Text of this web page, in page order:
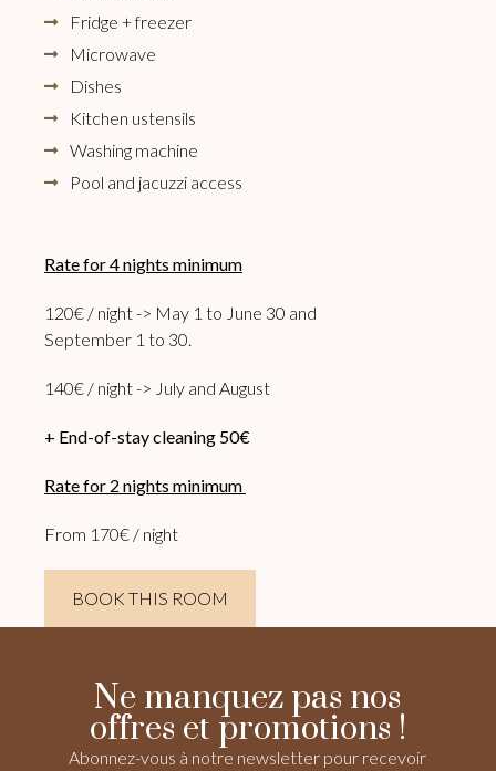
Fridge + freezer
Microwave
Dishes
Kitchen ustensils
Washing machine
Pool and jacuzzi access
Rate for 4 nights minimum
120€ / night -> May 1 to June 30 and
September 1 to 30.
140€ / night -> July and August
+ End-of-stay cleaning 50€
Rate for 2 nights minimum
From 170€ / night
BOOK THIS ROOM
Ne manquez pas nos
offres et promotions !
Abonnez-vous à notre newsletter pour recevoir